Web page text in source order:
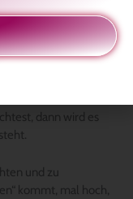
dann wird es
und zu
kommt, mal hoch,